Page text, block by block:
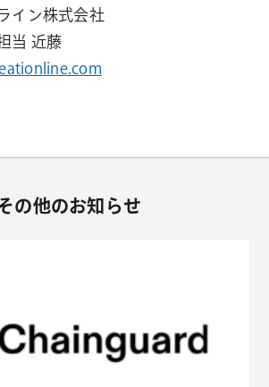
イン株式会社
当 近藤
の他のお知らせ